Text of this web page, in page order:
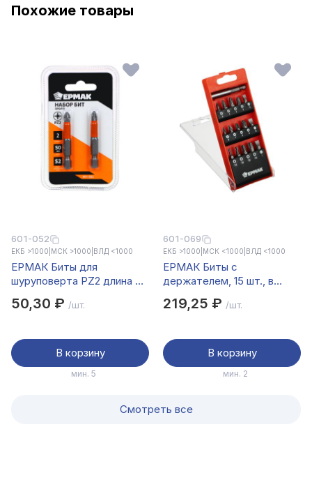
Похожие товары
601-052
ЕКБ >1000 МСК >1000 ВЛД <1000
ЕРМАК Биты для
шуруповерта PZ2 длина 50
ПРОФИ СЕРИЯ
50,30 ₽ /шт.
В корзину
мин. 5
601-069
ЕКБ >1000 МСК <1000 ВЛД <1000
ЕРМАК Биты с
держателем, 15 шт., в
2, 3, PZ0, 1, 2, 3 , SL5, 6, 7,
219,25 ₽ /шт.
В корзину
мин. 2
Смотреть все